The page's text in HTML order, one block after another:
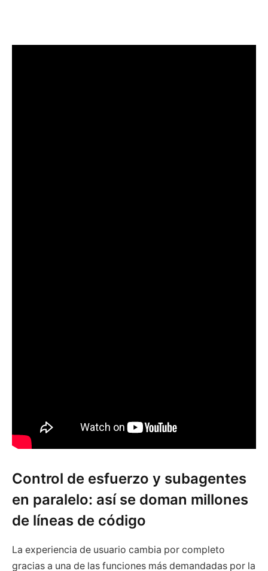
Control de esfuerzo y subagentes
en paralelo: así se doman millones
de líneas de código
La experiencia de usuario cambia por completo
gracias a una de las funciones más demandadas por la